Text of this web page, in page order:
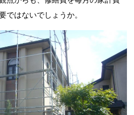
ではないでしょうか。